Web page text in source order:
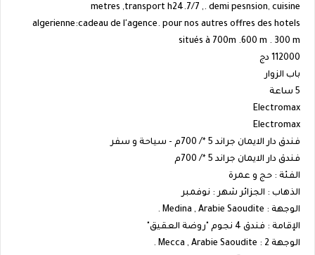
metres ,transport h24.7/7 ,. demi pesnsion, cuisine
algerienne:cadeau de l'agence. pour nos autres offres des hotels
situés à 700m .600 m . 300 m
112000 دج
باب الزوار
5 ساعة
Electromax
Electromax
فندق دار الايمان جراند 5 */ 700م - سياحة و سفر
فندق دار الايمان جراند 5 */ 700م
الفئة : حج و عمرة
الذهاب : الجزائر شهر : نوفمبر
الوجهة : Medina , Arabie Saoudite .
الإقامة : فندق 4 نجوم "روضة العقيق"
الوجهة 2 : Mecca , Arabie Saoudite .